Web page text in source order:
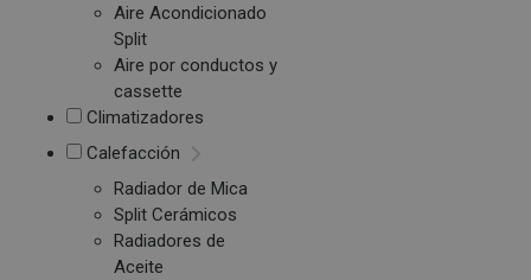
Aire Acondicionado
Split
Aire por conductos y
cassette
Climatizadores
Calefacción
Radiador de Mica
Split Cerámicos
Radiadores de
Aceite